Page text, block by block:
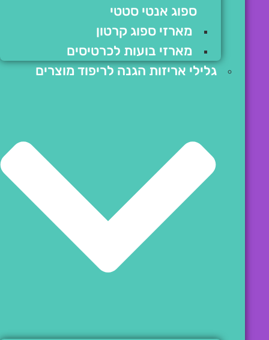
ספוג אנטי סטטי
מארזי ספוג קרטון
מארזי בועות לכרטיסים
גלילי אריזות הגנה לריפוד מוצרים